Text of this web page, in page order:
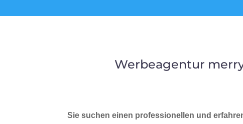
Werbeagentur
Sie suchen einen professionellen und